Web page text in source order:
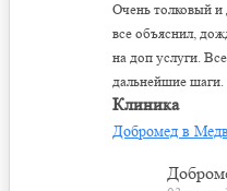
Очень толковый и
все объяснил,
на доп услуги.
дальнейшие шаги.
Клиника
Добромед в